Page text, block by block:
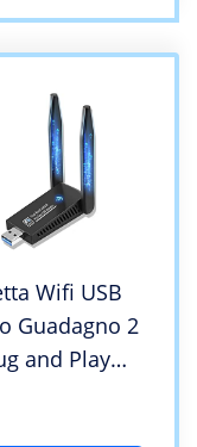
Wifi USB
Guadagno 2
and Play
USB Wifi
Vista XP